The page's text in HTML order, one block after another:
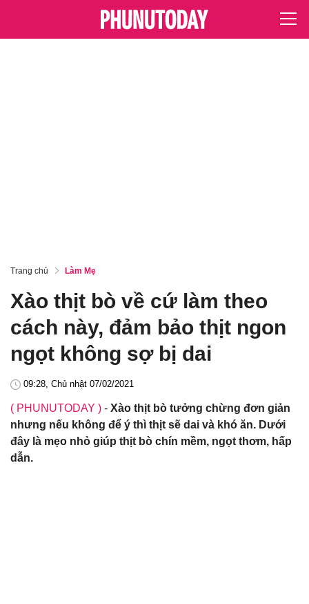
Trang chủ Làm Mẹ
Xào thịt bò về cứ làm theo
cách này, đảm bảo thịt ngon
ngọt không sợ bị dai
09:28, Chủ nhật 07/02/2021
( PHUNUTODAY ) - Xào thịt bò tưởng chừng đơn giản
nhưng nếu không để ý thì thịt sẽ dai và khó ăn. Dưới
đây là mẹo nhỏ giúp thịt bò chín mềm, ngọt thơm, hấp
dẫn.